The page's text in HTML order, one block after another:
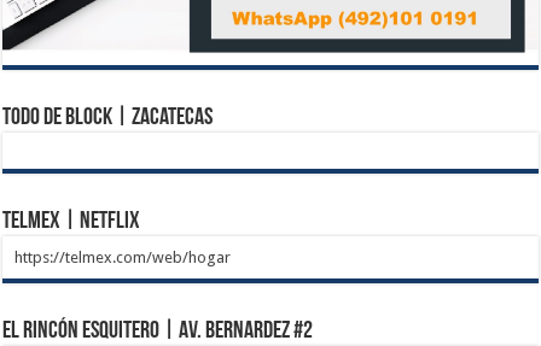
Todo de Block | Zacatecas
Telmex | Netflix
https://telmex.com/web/hogar
El Rincón Esquitero | Av. Bernardez #2